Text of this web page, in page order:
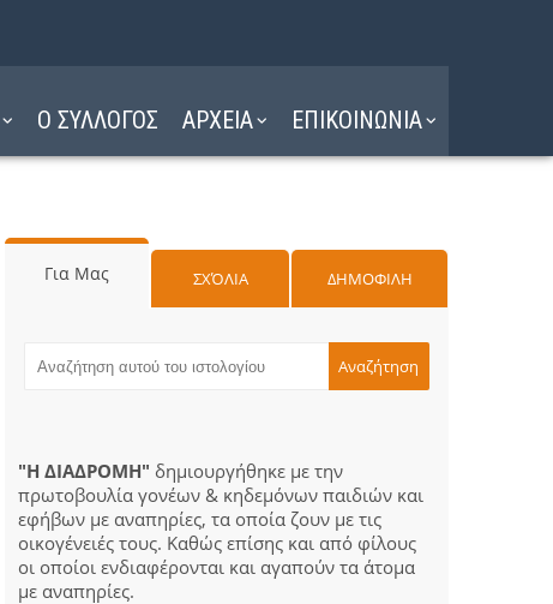
Ο ΣΥΛΛΟΓΟΣ ΑΡΧΕΙΑ ΕΠΙΚΟΙΝΩΝΙΑ
Για Μας ΣΧΌΛΙΑ ΔΗΜΟΦΙΛΗ
"Η ΔΙΑΔΡΟΜΗ" δημιουργήθηκε με την
πρωτοβουλία γονέων & κηδεμόνων παιδιών και
εφήβων με αναπηρίες, τα οποία ζουν με τις
οικογένειές τους. Καθώς επίσης και από φίλους
οι οποίοι ενδιαφέρονται και αγαπούν τα άτομα
με αναπηρίες.